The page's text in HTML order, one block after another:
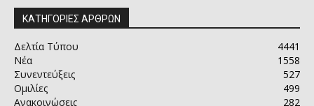
ΚΑΤΗΓΟΡΙΕΣ ΑΡΘΡΩΝ
Δελτία Τύπου
4441
Νέα
1558
Συνεντεύξεις
527
Ομιλίες
499
Ανακοινώσεις
282